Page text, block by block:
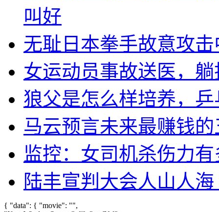
叫好
无耻日本拳手故意攻
女运动员事故送医，
狼父是怎么样培养，
马云预言未来最赚钱
监控：女司机杀伤力
陆丰宣判大会人山人